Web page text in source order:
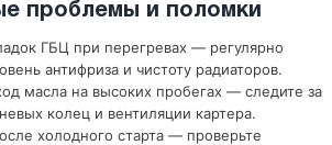
проблемы и поломки
ГБЦ при перегревах — регулярно
антифриза и чистоту радиаторов.
масла на высоких пробегах — следите за
колец и вентиляции картера.
холодного старта — проверьте